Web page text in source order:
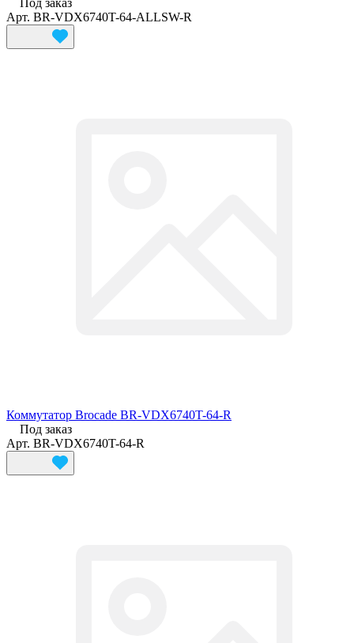
Арт. BR-VDX6740T-64-ALLSW-R
Коммутатор Brocade BR-VDX6740T-64-R
Под заказ
Арт. BR-VDX6740T-64-R